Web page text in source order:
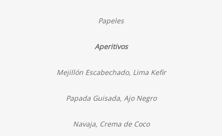
Papeles
Aperitivos
Mejillón Escabechado, Lima Kefir
Papada Guisada, Ajo Negro
Navaja, Crema de Coco